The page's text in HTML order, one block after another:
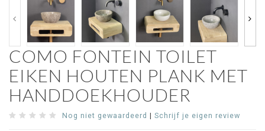
COMO FONTEIN TOILET
EIKEN HOUTEN PLANK MET
HANDDOEKHOUDER
Nog niet gewaardeerd | Schrijf je eigen review